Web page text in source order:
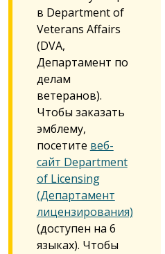
в Department of
Veterans Affairs
(DVA,
Департамент по
делам
ветеранов).
Чтобы заказать
эмблему,
посетите веб-
сайт Department
of Licensing
(Департамент
лицензирования)
(доступен на 6
языках). Чтобы